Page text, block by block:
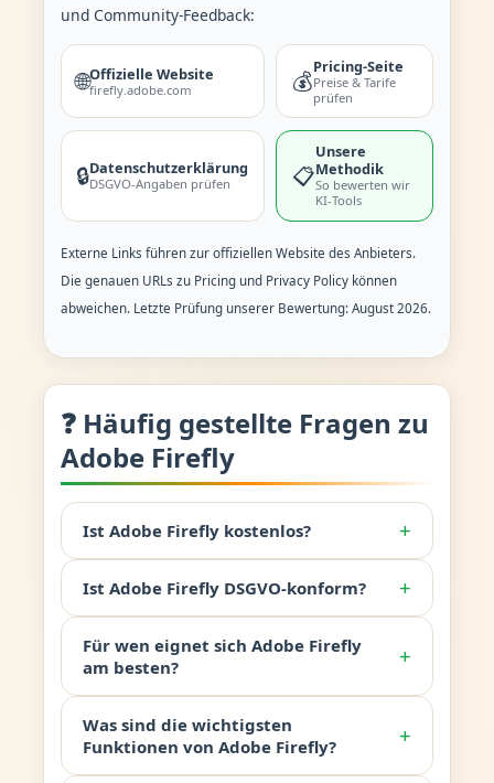
und Community-Feedback:
🌐Offizielle Website
firefly.adobe.com 💰
Pricing-Seite
Preise & Tarife
prüfen
🔒Datenschutzerklärung
DSGVO-Angaben prüfen 📋
Unsere
Methodik
So bewerten wir
KI-Tools
Externe Links führen zur offiziellen Website des Anbieters.
Die genauen URLs zu Pricing und Privacy Policy können
abweichen. Letzte Prüfung unserer Bewertung: August 2026.
❓ Häufig gestellte Fragen zu
Adobe Firefly
Ist Adobe Firefly kostenlos? +
Ist Adobe Firefly DSGVO-konform? +
Für wen eignet sich Adobe Firefly
am besten?
+
Was sind die wichtigsten
Funktionen von Adobe Firefly?
+